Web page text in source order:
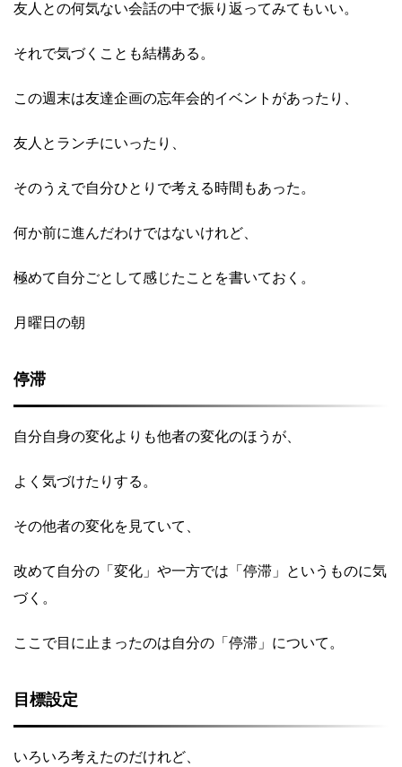
友人との何気ない会話の中で振り返ってみてもいい。
それで気づくことも結構ある。
この週末は友達企画の忘年会的イベントがあったり、
友人とランチにいったり、
そのうえで自分ひとりで考える時間もあった。
何か前に進んだわけではないけれど、
極めて自分ごとして感じたことを書いておく。
月曜日の朝
停滞
自分自身の変化よりも他者の変化のほうが、
よく気づけたりする。
その他者の変化を見ていて、
改めて自分の「変化」や一方では「停滞」というものに気
づく。
ここで目に止まったのは自分の「停滞」について。
目標設定
いろいろ考えたのだけれど、